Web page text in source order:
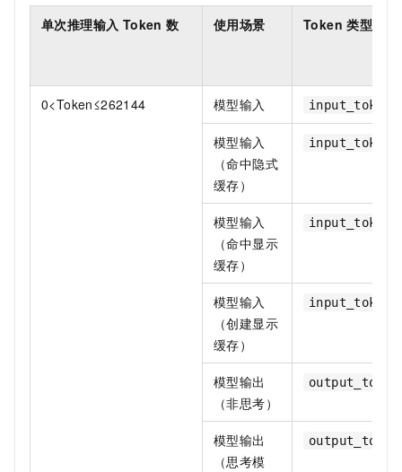
单次推理输入 Token 数 使用场景 Token 类型
0<Token≤262144 模型输入
模型输入
（命中隐式
缓存）
模型输入
（命中显示
缓存）
模型输入
（创建显示
缓存）
模型输出
（非思考）
模型输出
（思考模